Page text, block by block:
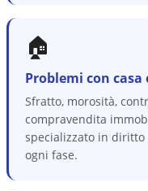
🏠
Problemi con
Sfratto, morosità,
compravendita
specializzato in
ogni fase.